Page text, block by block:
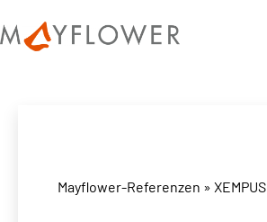
to
Mayflower-Referenzen » XEMPUS